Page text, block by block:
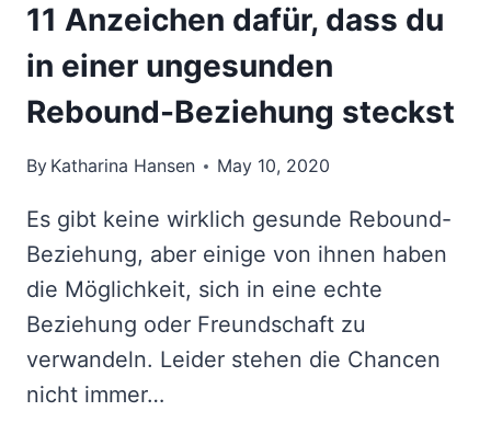
11 Anzeichen dafür, dass du
in einer ungesunden
Rebound-Beziehung steckst
By Katharina Hansen May 10, 2020
Es gibt keine wirklich gesunde Rebound-
Beziehung, aber einige von ihnen haben
die Möglichkeit, sich in eine echte
Beziehung oder Freundschaft zu
verwandeln. Leider stehen die Chancen
nicht immer…